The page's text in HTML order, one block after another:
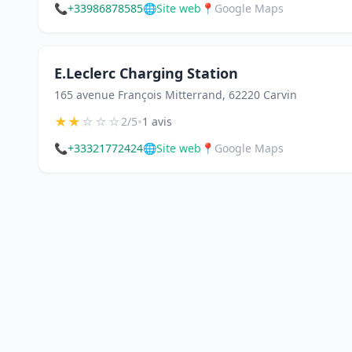
📞+33986878585🌐Site web 📍 Google Maps
E.Leclerc Charging Station
165 avenue François Mitterrand, 62220 Carvin
★★☆☆☆2/5•1 avis
📞+33321772424🌐Site web 📍 Google Maps